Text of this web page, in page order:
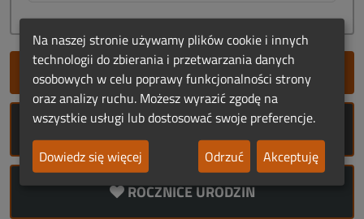
SZYBKIE DODANIE NEKROLOGU
ROCZNICE ŚMIERCI
ROCZNICE URODZIN
Na naszej stronie używamy plików cookie i innych
technologii do zbierania i przetwarzania danych
osobowych w celu poprawy funkcjonalności strony
oraz analizy ruchu. Możesz wyrazić zgodę na
wszystkie usługi lub dostosować swoje preferencje.
Dowiedz się więcej
Odrzuć Akceptuję